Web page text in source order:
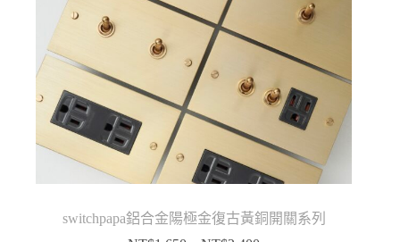
switchpapa鋁合金陽極金復古黃銅開關系列